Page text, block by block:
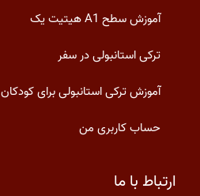
آموزش سطح A1 هیتیت یک
ترکی استانبولی در سفر
آموزش ترکی استانبولی برای کودکان
حساب کاربری من
ارتباط با ما